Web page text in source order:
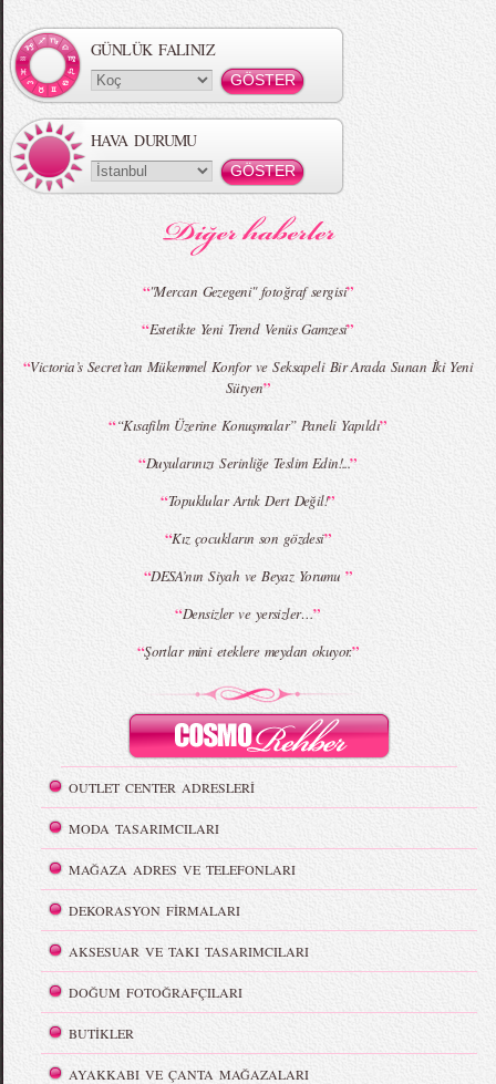
MBFWI - Gülçin Çengel 2015 Yaz
MBFWI - Zeynep Erdoğan 2015 Yaz
MBFWI - Giray Sepin 2015 Yaz Koleksiyonu MBFWI - Burçe Bekrek 2015 Yaz Koleksiyonu
GÜNLÜK FALINIZ
HAVA DURUMU
“"Mercan Gezegeni" fotoğraf sergisi”
“Estetikte Yeni Trend Venüs Gamzesi”
“Victoria’s Secret’tan Mükemmel Konfor ve Seksapeli Bir Arada Sunan İki Yeni
Sütyen”
““Kısafilm Üzerine Konuşmalar” Paneli Yapıldı”
“Duyularınızı Serinliğe Teslim Edin!...”
“Topuklular Artık Dert Değil!”
“Kız çocukların son gözdesi”
“DESA’nın Siyah ve Beyaz Yorumu ”
“Densizler ve yersizler…”
“Şortlar mini eteklere meydan okuyor.”
OUTLET CENTER ADRESLERİ
MODA TASARIMCILARI
MAĞAZA ADRES VE TELEFONLARI
DEKORASYON FİRMALARI
AKSESUAR VE TAKI TASARIMCILARI
DOĞUM FOTOĞRAFÇILARI
BUTİKLER
AYAKKABI VE ÇANTA MAĞAZALARI